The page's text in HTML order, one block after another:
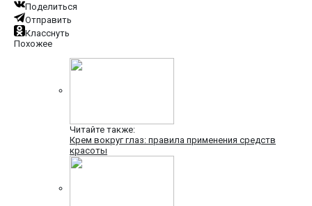
Поделиться
Отправить
Класснуть
Похожее
Читайте также:
Крем вокруг глаз: правила применения средств
красоты